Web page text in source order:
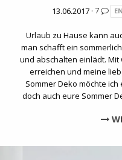
13.06.2017 · 7
Urlaub zu Hause kann
man schafft ein
und abschalten einlädt.
erreichen und meine
Sommer Deko möchte
doch auch eure Sommer